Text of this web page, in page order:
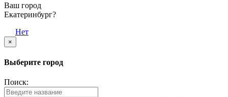
Ваш город
Екатеринбург?
Нет
×
Выберите город
Поиск: